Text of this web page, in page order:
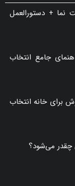
+ دستورالعمل
جامع انتخاب
برای خانه انتخاب
می‌شود؟